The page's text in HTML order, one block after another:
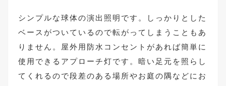
シンプルな球体の演出照明です。しっかりとした
ベースがついているので転がってしまうこともあ
りません。屋外用防水コンセントがあれば簡単に
使用できるアプローチ灯です。暗い足元を照らし
てくれるので段差のある場所やお庭の隅などにお